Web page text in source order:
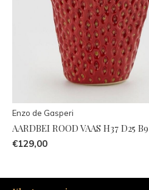
Enzo de Gasperi
AARDBEI ROOD VAAS H37 D25 B9
€129,00